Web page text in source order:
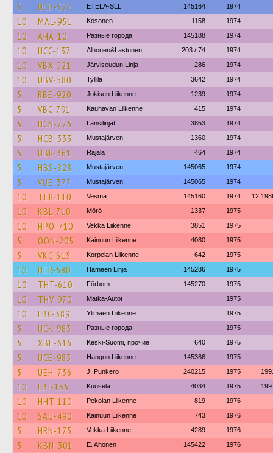
5 UCB-577 ETELA-SLL 145164 1974
10 MAL-951 Kosonen 1158 1974
10 AHA-10 Разные города 145188 1974
10 HCC-137 Alhonen&Lastunen 203 / 74 1974
10 VBX-521 Järviseudun Linja 286 1974
10 UBV-580 Tyllilä 3642 1974
5 RBE-920 Jokisen Liikenne 1239 1974
5 VBC-791 Kauhavan Liikenne 415 1974
5 HCN-775 Länsilinjat 3853 1974
5 HCB-333 Mustajärven 1360 1974
5 UBR-361 Rajala 464 1974
5 HBS-828 Mustajärven 145065 1974
5 VUE-377 Mustajärven 145065 1974
10 TER-110 Vesma 145160 1974
10 KBL-710 Mörö 1337 1975
10 HPO-710 Vekka Liikenne 3851 1975
5 OON-205 Kainuun Liikenne 4080 1975
5 VKC-615 Korpelan Liikenne 642 1975
10 HER-580 Hämeen Linja 145286 1975
10 THT-610 Förbom 145270 1975
10 THV-970 Matka-Autot 1975
10 LBC-389 Ylimäen Liikenne 1975
5 UCK-983 Разные города 1975
5 XBE-616 Keski-Suomi, прочие 640 1975
5 UCE-983 Hangon Liikenne 145366 1975
5 UEH-736 J. Punkero 240215 1975
10 LBJ-135 Kuusela 4034 1975
10 HHT-110 Pekolan Liikenne 819 1976
10 SAU-490 Kainuun Liikenne 743 1976
5 HRN-175 Vekka Liikenne 4289 1976
5 KBN-301 E. Ahonen 145422 1976